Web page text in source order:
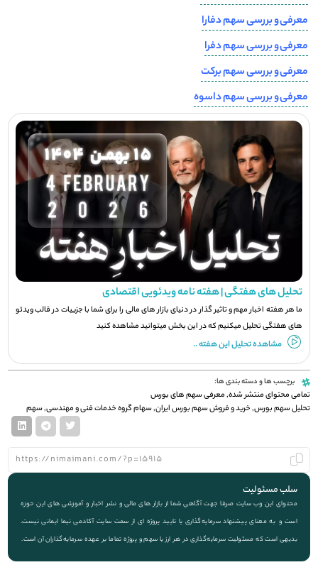
معرفی و بررسی سهم دفارا
معرفی و بررسی سهم دفرا
معرفی و بررسی سهم برکت
معرفی و بررسی سهم داسوه
تحلیل های هفتگی | هفته نامه ویدئویی اقتصادی
ما هر هفته اخبار مهم و تاثیر گذار در دنیای بازار های مالی را برای شما با جزيیات در قالب ویدئو
های هفتگی تحلیل میکنیم که در این بخش میتوانید مشاهده کنید
مشاهده تحلیل این هفته ..
برچسب ها و دسته بندی ها:
تمامی محتوای منتشر شده,معرفی سهم های بورس
تحلیل سهم بورس,خرید و فروش سهم بورس ایران,سهام گروه خدمات فنی و مهندسی,سهم
سلب مسئولیت
محتوای این وب سایت صرفا جهت آگاهی شما از بازار های مالی و نشر اخبار و آموزشی های این حوزه
است و به معنای پیشنهاد سرمایه‌گذاری یا تایید پروژه ای از سمت سایت آکادمی نیما ایمانی نیست.
بدیهی است که مسئولیت سرمایه‌گذاری در هر ارز یا سهم و پروژه تماما بر عهده سرمایه‌گذاران آن است.